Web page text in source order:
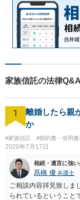
家族信託の法律
1
離婚したら親
か
#家族信託 #契約書・借用書
2020年7月17日
相続・遺言に強
髙橋 優 弁護士
ご相談内容拝見致しま
られているということ